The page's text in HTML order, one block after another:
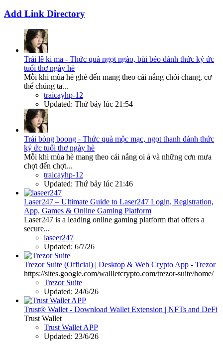
Add Link Directory
Trái lê ki ma - Thức quà ngọt ngào, bùi béo đánh thức ký ức
tuổi thơ ngày hè
Mỗi khi mùa hè ghé đến mang theo cái nắng chói chang, cơ
thể chúng ta...
traicayhp-12
Updated: Thứ bảy lúc 21:54
Trái bòng boong - Thức quà mộc mạc, ngọt thanh đánh thức
ký ức tuổi thơ ngày hè
Mỗi khi mùa hè mang theo cái nắng oi ả và những cơn mưa
chợt đến chợt...
traicayhp-12
Updated: Thứ bảy lúc 21:46
Laser247 – Ultimate Guide to Laser247 Login, Registration,
App, Games & Online Gaming Platform
Laser247 is a leading online gaming platform that offers a
secure...
laseer247
Updated: 6/7/26
Trezor Suite (Official) | Desktop & Web Crypto App - Trezor
https://sites.google.com/wallletcrypto.com/trezor-suite/home/
Trezor Suite
Updated: 24/6/26
Trust® Wallet - Download Wallet Extension | NFTs and DeFi
Trust Wallet
Trust Wallet APP
Updated: 23/6/26